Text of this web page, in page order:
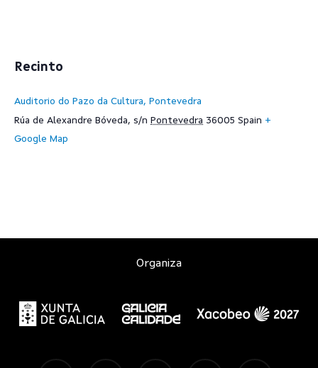
Recinto
Auditorio do Pazo da Cultura, Pontevedra
Rúa de Alexandre Bóveda, s/n Pontevedra 36005 Spain +
Google Map
Organiza
twitter facebook instagram spotify tiktok